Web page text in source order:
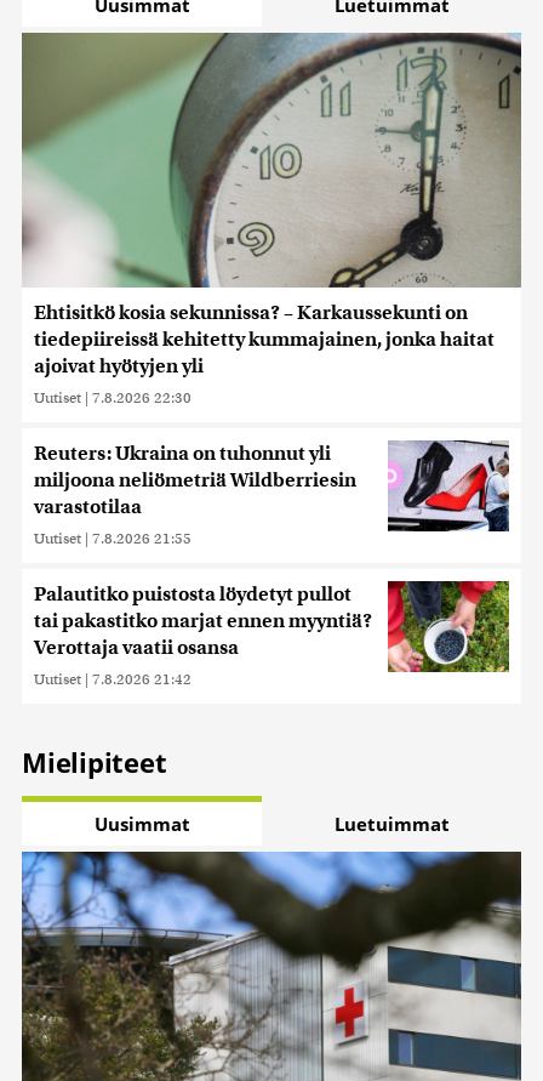
Uusimmat Luetuimmat
Ehtisitkö kosia sekunnissa? – Karkaussekunti on
tiedepiireissä kehitetty kummajainen, jonka haitat
ajoivat hyötyjen yli
Uutiset | 7.8.2026 22:30
Reuters: Ukraina on tuhonnut yli
miljoona neliömetriä Wildberriesin
varastotilaa
Uutiset | 7.8.2026 21:55
Palautitko puistosta löydetyt pullot
tai pakastitko marjat ennen myyntiä?
Verottaja vaatii osansa
Uutiset | 7.8.2026 21:42
Mielipiteet
Uusimmat Luetuimmat